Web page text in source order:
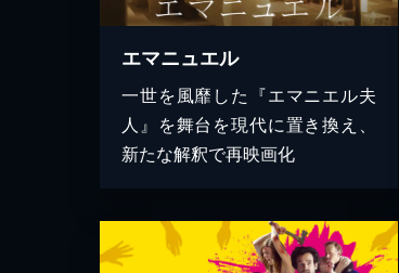
エマニュエル
一世を風靡した『エマニエル夫
人』を舞台を現代に置き換え、
新たな解釈で再映画化